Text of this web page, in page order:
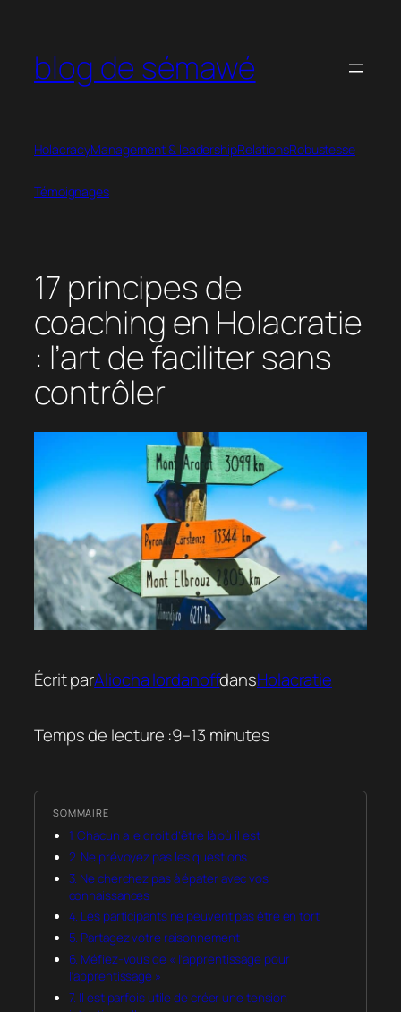
contenu
blog de sémawé
HolacracyManagement & leadershipRelationsRobustesse
Témoignages
17 principes de
coaching en Holacratie
: l’art de faciliter sans
contrôler
Écrit parAliocha IordanoffdansHolacratie
Temps de lecture :9–13 minutes
SOMMAIRE
1. Chacun a le droit d’être là où il est
2. Ne prévoyez pas les questions
3. Ne cherchez pas à épater avec vos
connaissances
4. Les participants ne peuvent pas être en tort
5. Partagez votre raisonnement
6. Méfiez-vous de « l’apprentissage pour
l’apprentissage »
7. Il est parfois utile de créer une tension